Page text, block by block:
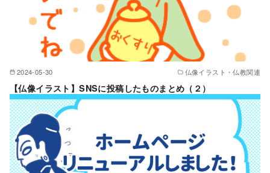
2024-05-30 仏像イラスト・仏教関連
【仏像イラスト】SNSに投稿したものまとめ（２）